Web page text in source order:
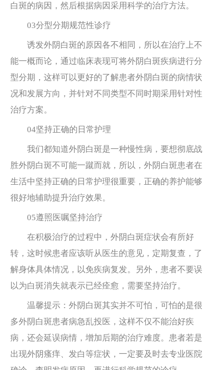
白斑的病因，然后根据病因采用科学的治疗方法。
03分型分期规范性诊疗
诱发外阴白斑的原因各不相同，所以在治疗上不
能一概而论，通过临床表现可将外阴白斑疾病进行分
型分期，这样可以更好的了解患者外阴白斑的病情状
况和发展方向，并针对不同类型不同时期采用针对性
治疗方案。
04坚持正确的日常护理
我们都知道外阴白斑是一种慢性病，要想彻底战
胜外阴白斑不可能一蹴而就，所以，外阴白斑患者在
生活中坚持正确的日常护理很重要，正确的养护能够
很好地辅助提升治疗效果。
05遵照医嘱坚持治疗
在积极治疗的过程中，外阴白斑症状会有所好
转，这时候患者应该听从医生的意见，定期复查，了
解身体具体情况，以免疾病复发。另外，患者不要误
以为白斑消失就表示已经痊愈，需要坚持治疗。
温馨提示：外阴白斑其实并不可怕，可怕的是很
多外阴白斑患者病急乱投医，这样不仅不能治好疾
病，还会延误病情，增加后期的治疗难度。患者若是
出现外阴瘙痒、发白等症状，一定要及时去专业医院